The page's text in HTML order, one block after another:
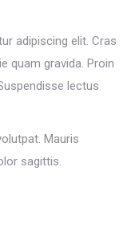
adipiscing elit. Cras
quam gravida. Proin
lectus
Mauris
sagittis.